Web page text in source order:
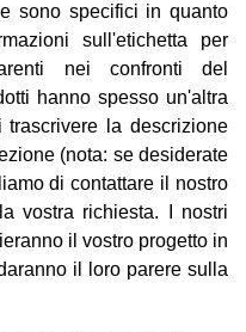
sono specifici in quanto
sull'etichetta per
nei confronti del
hanno spesso un'altra
la descrizione
(nota: se desiderate
di contattare il nostro
vostra richiesta. I nostri
il vostro progetto in
il loro parere sulla